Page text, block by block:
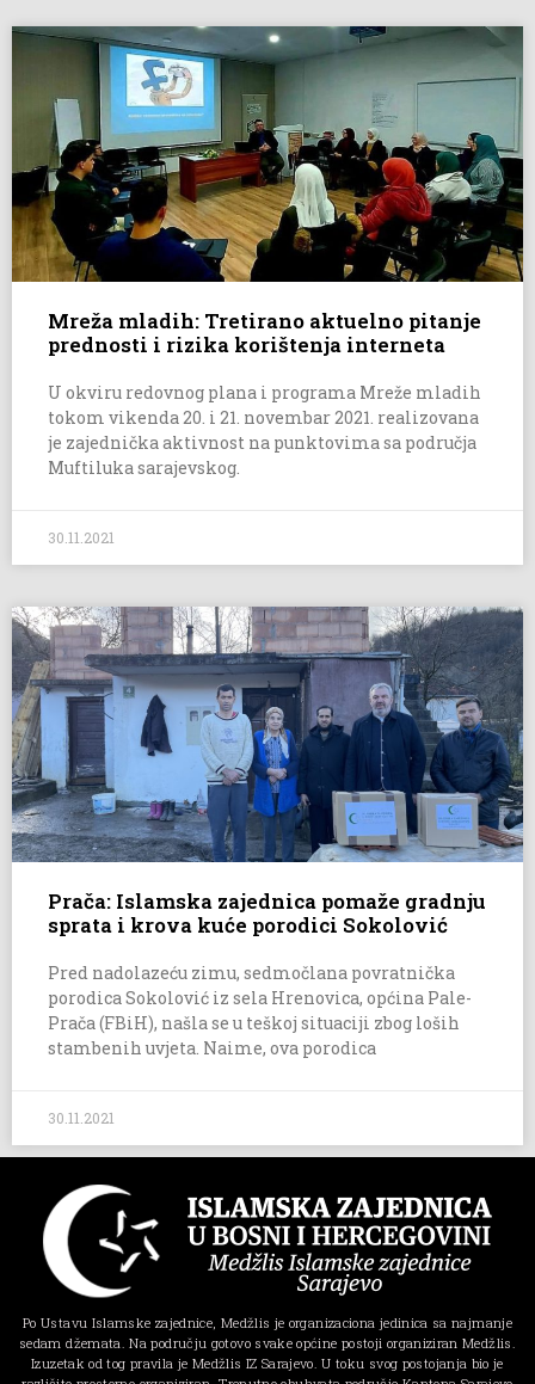
Mreža mladih: Tretirano aktuelno pitanje
prednosti i rizika korištenja interneta
U okviru redovnog plana i programa Mreže mladih
tokom vikenda 20. i 21. novembar 2021. realizovana
je zajednička aktivnost na punktovima sa područja
Muftiluka sarajevskog.
30.11.2021
Prača: Islamska zajednica pomaže gradnju
sprata i krova kuće porodici Sokolović
Pred nadolazeću zimu, sedmočlana povratnička
porodica Sokolović iz sela Hrenovica, općina Pale-
Prača (FBiH), našla se u teškoj situaciji zbog loših
stambenih uvjeta. Naime, ova porodica
30.11.2021
Po Ustavu Islamske zajednice, Medžlis je organizaciona jedinica sa najmanje
sedam džemata. Na području gotovo svake općine postoji organiziran Medžlis.
Izuzetak od tog pravila je Medžlis IZ Sarajevo. U toku svog postojanja bio je